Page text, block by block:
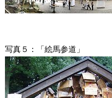
写真５：「絵馬参道」